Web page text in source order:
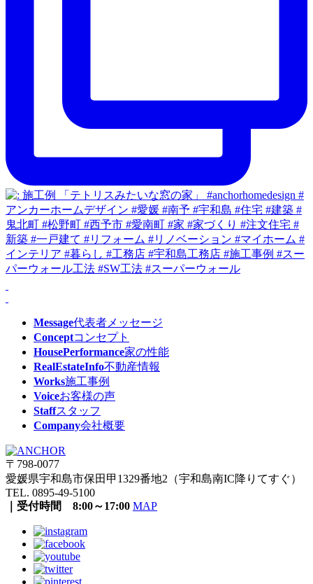
Message代表者メッセージ
Conceptコンセプト
HousePerformance家の性能
RealEstateInfo不動産情報
Works施工事例
Voiceお客様の声
Staffスタッフ
Company会社概要
〒798-0077
愛媛県宇和島市保田甲1329番地2（宇和島南IC降りてすぐ）
TEL. 0895-49-5100
｜受付時間 8:00～17:00 MAP